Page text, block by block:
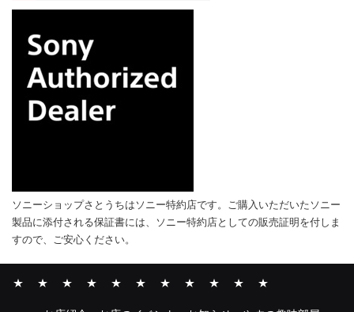
ソニーショップさとうちはソニー特約店です。ご購入いただいたソニー
製品に添付される保証書には、ソニー特約店としての販売証明を付しま
すので、ご安心ください。